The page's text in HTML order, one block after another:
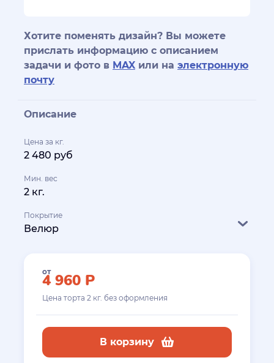
Хотите поменять дизайн? Вы можете
прислать информацию с описанием
задачи и фото в MAX или на электронную
почту
Описание
Цена за кг.
2 480 руб
Мин. вес
2 кг.
Покрытие
Велюр
от
4 960 Р
Цена торта 2 кг. без оформления
В корзину